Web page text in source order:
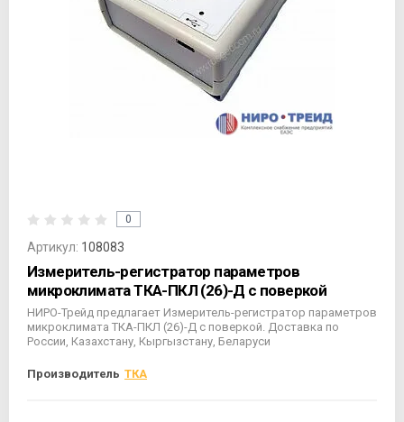
0
Артикул: 108083
Измеритель-регистратор параметров
микроклимата ТКА-ПКЛ (26)-Д с поверкой
НИРО-Трейд предлагает Измеритель-регистратор параметров
микроклимата ТКА-ПКЛ (26)-Д с поверкой. Доставка по
России, Казахстану, Кыргызстану, Беларуси
Производитель ТКА